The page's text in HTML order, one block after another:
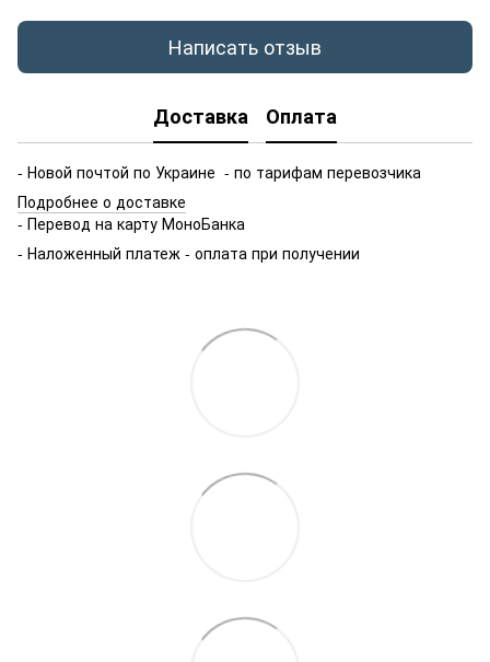
Написать отзыв
Доставка Оплата
- Новой почтой по Украине - по тарифам перевозчика
Подробнее о доставке
- Перевод на карту МоноБанка
- Наложенный платеж - оплата при получении